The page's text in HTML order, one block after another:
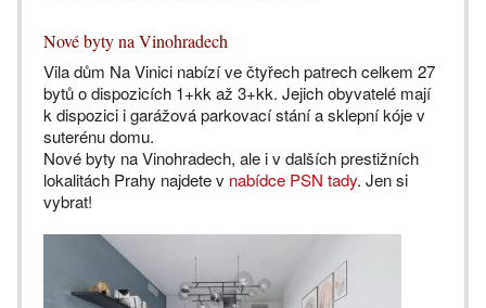
Nové byty na Vinohradech
Vila dům Na Vinici nabízí ve čtyřech patrech celkem 27
bytů o dispozicích 1+kk až 3+kk. Jejich obyvatelé mají
k dispozici i garážová parkovací stání a sklepní kóje v
suterénu domu.
Nové byty na Vinohradech, ale i v dalších prestižních
lokalitách Prahy najdete v nabídce PSN tady. Jen si
vybrat!